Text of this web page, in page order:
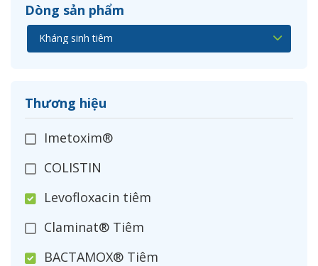
Dòng sản phẩm
Thương hiệu
Imetoxim®
COLISTIN
Levofloxacin tiêm
Claminat® Tiêm
BACTAMOX® Tiêm